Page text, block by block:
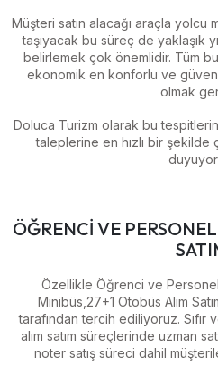
Müşteri satın alacağı araçla yolcu
taşıyacak bu süreç de yaklaşık
belirlemek çok önemlidir. Tüm
ekonomik en konforlu ve
olmak
Doluca Turizm olarak bu tespitlerin
taleplerine en hızlı bir şekilde
ÖĞRENCİ VE
Özellikle Öğrenci ve Personel
Minibüs,27+1 Otobüs Alım
tarafından tercih ediliyoruz.
alım satım süreçlerinde uzman
noter satış süreci dahil